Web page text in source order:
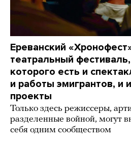
Ереванский
театральный
которого есть и
и работы эмигрантов, и
проекты
Только здесь режиссеры,
разделенные войной, могут
себя одним сообществом